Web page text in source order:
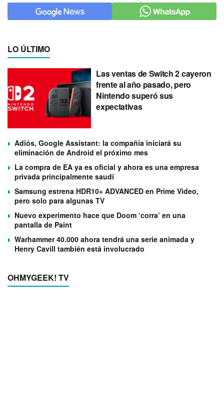
LO ÚLTIMO
Las ventas de Switch 2 cayeron
frente al año pasado, pero
Nintendo superó sus
expectativas
Adiós, Google Assistant: la compañía iniciará su
eliminación de Android el próximo mes
La compra de EA ya es oficial y ahora es una empresa
privada principalmente saudí
Samsung estrena HDR10+ ADVANCED en Prime Video,
pero solo para algunas TV
Nuevo experimento hace que Doom ‘corra’ en una
pantalla de Paint
Warhammer 40.000 ahora tendrá una serie animada y
Henry Cavill también está involucrado
OHMYGEEK! TV